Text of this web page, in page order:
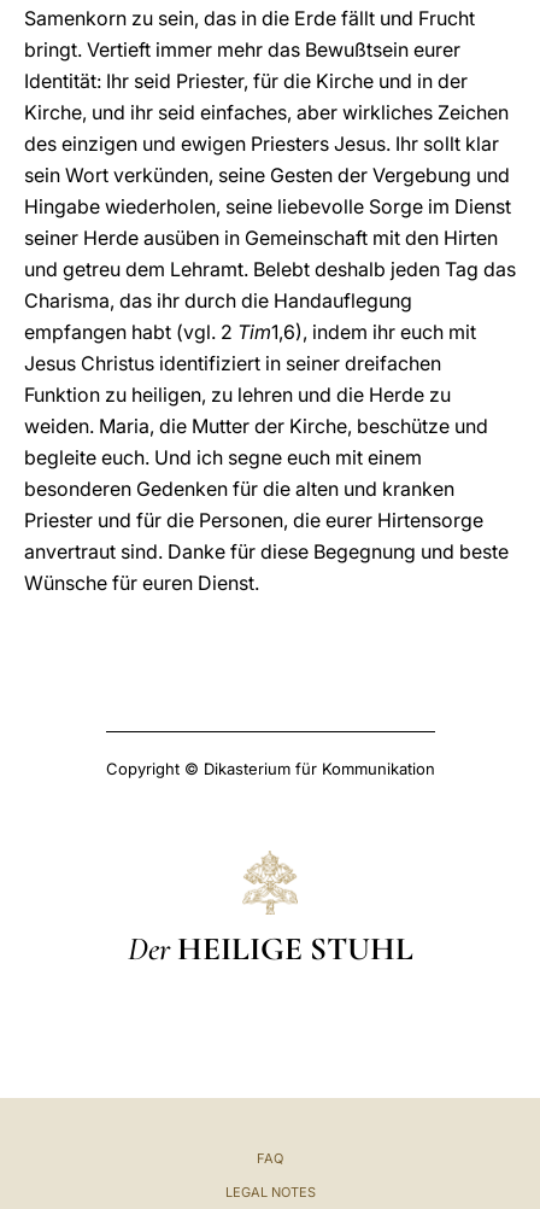
Samenkorn zu sein, das in die Erde fällt und Frucht
bringt. Vertieft immer mehr das Bewußtsein eurer
Identität: Ihr seid Priester, für die Kirche und in der
Kirche, und ihr seid einfaches, aber wirkliches Zeichen
des einzigen und ewigen Priesters Jesus. Ihr sollt klar
sein Wort verkünden, seine Gesten der Vergebung und
Hingabe wiederholen, seine liebevolle Sorge im Dienst
seiner Herde ausüben in Gemeinschaft mit den Hirten
und getreu dem Lehramt. Belebt deshalb jeden Tag das
Charisma, das ihr durch die Handauflegung
empfangen habt (vgl. 2 Tim1,6), indem ihr euch mit
Jesus Christus identifiziert in seiner dreifachen
Funktion zu heiligen, zu lehren und die Herde zu
weiden. Maria, die Mutter der Kirche, beschütze und
begleite euch. Und ich segne euch mit einem
besonderen Gedenken für die alten und kranken
Priester und für die Personen, die eurer Hirtensorge
anvertraut sind. Danke für diese Begegnung und beste
Wünsche für euren Dienst.
Copyright © Dikasterium für Kommunikation
Der HEILIGE STUHL
FAQ
LEGAL NOTES